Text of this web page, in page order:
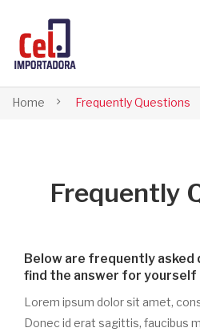
Home Frequently Questions
Frequently
Below are frequently asked
find the answer for yourself
Lorem ipsum dolor sit amet,
Donec id erat sagittis, faucibus